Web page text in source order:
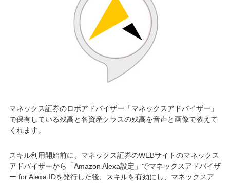
マネックス証券のロボアドバイザー「マネックスアドバイザー」
で保有している残高と各資産クラスの残高を音声と画像で教えて
くれます。
スキル利用開始前に、マネックス証券のWEBサイトのマネックス
アドバイザーから「Amazon Alexa設定」でマネックスアドバイザ
ー for Alexa IDを発行した後、スキルを有効にし、マネックスア